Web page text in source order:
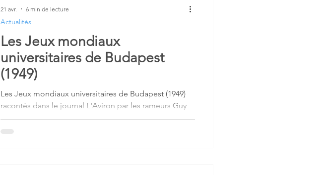
Les Jeux mondiaux
universitaires de Budapest
(1949)
Les Jeux mondiaux universitaires de Budapest (1949)
racontés dans le journal L'Aviron par les rameurs Guy
Nosbaum et Claude Martin.
Actualités
21 avr. 6 min de lecture